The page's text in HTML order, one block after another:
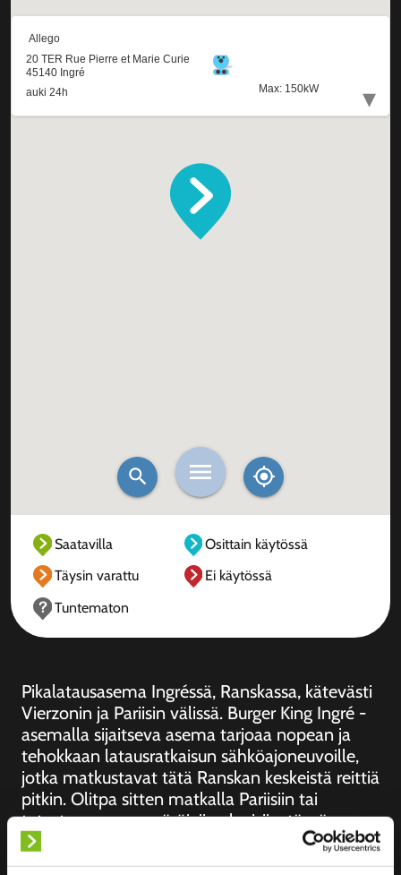
Saatavilla
Osittain käytössä
Täysin varattu
Ei käytössä
Tuntematon
Pikalatausasema Ingréssä, Ranskassa, kätevästi
Vierzonin ja Pariisin välissä. Burger King Ingré -
asemalla sijaitseva asema tarjoaa nopean ja
tehokkaan latausratkaisun sähköajoneuvoille,
jotka matkustavat tätä Ranskan keskeistä reittiä
pitkin. Olitpa sitten matkalla Pariisiin tai
tutustumassa ympäröiviin alueisiin, tämä
pikalatausasema tarjoaa luotettavan
pysähdyspaikan, jossa voit ladata sähköautosi